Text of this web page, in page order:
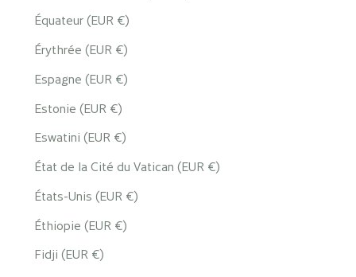
Équateur (EUR €)
Érythrée (EUR €)
Espagne (EUR €)
Estonie (EUR €)
Eswatini (EUR €)
État de la Cité du Vatican (EUR €)
États-Unis (EUR €)
Éthiopie (EUR €)
Fidji (EUR €)